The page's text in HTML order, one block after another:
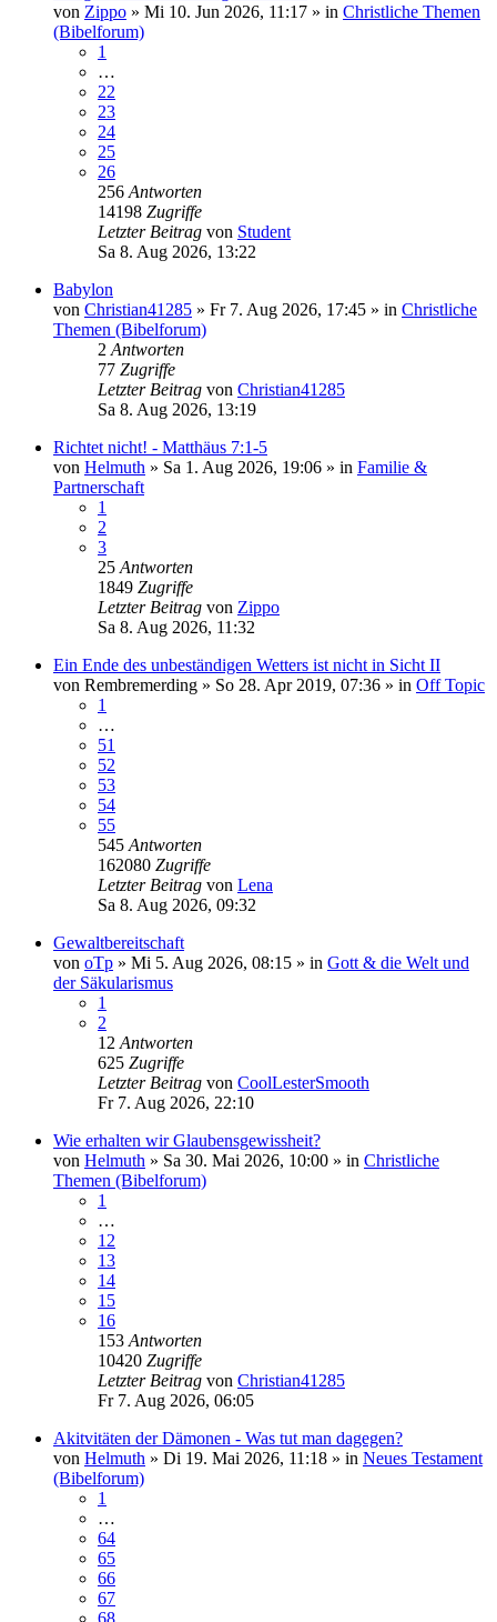
von Zippo » Mi 10. Jun 2026, 11:17 » in Christliche Themen
(Bibelforum)
1
…
22
23
24
25
26
256 Antworten
14198 Zugriffe
Letzter Beitrag von Student
Sa 8. Aug 2026, 13:22
Babylon
von Christian41285 » Fr 7. Aug 2026, 17:45 » in Christliche
Themen (Bibelforum)
2 Antworten
77 Zugriffe
Letzter Beitrag von Christian41285
Sa 8. Aug 2026, 13:19
Richtet nicht! - Matthäus 7:1-5
von Helmuth » Sa 1. Aug 2026, 19:06 » in Familie &
Partnerschaft
1
2
3
25 Antworten
1849 Zugriffe
Letzter Beitrag von Zippo
Sa 8. Aug 2026, 11:32
Ein Ende des unbeständigen Wetters ist nicht in Sicht II
von Rembremerding » So 28. Apr 2019, 07:36 » in Off Topic
1
…
51
52
53
54
55
545 Antworten
162080 Zugriffe
Letzter Beitrag von Lena
Sa 8. Aug 2026, 09:32
Gewaltbereitschaft
von oTp » Mi 5. Aug 2026, 08:15 » in Gott & die Welt und
der Säkularismus
1
2
12 Antworten
625 Zugriffe
Letzter Beitrag von CoolLesterSmooth
Fr 7. Aug 2026, 22:10
Wie erhalten wir Glaubensgewissheit?
von Helmuth » Sa 30. Mai 2026, 10:00 » in Christliche
Themen (Bibelforum)
1
…
12
13
14
15
16
153 Antworten
10420 Zugriffe
Letzter Beitrag von Christian41285
Fr 7. Aug 2026, 06:05
Akitvitäten der Dämonen - Was tut man dagegen?
von Helmuth » Di 19. Mai 2026, 11:18 » in Neues Testament
(Bibelforum)
1
…
64
65
66
67